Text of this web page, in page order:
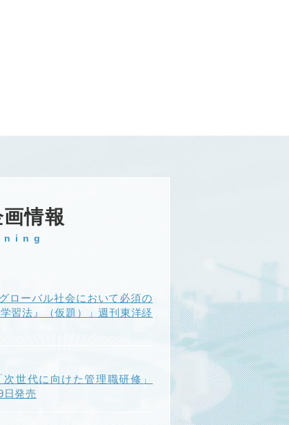
情報
ローバル社会において必須の
習法』（仮題）」週刊東洋経
世代に向けた管理職研修」
日発売